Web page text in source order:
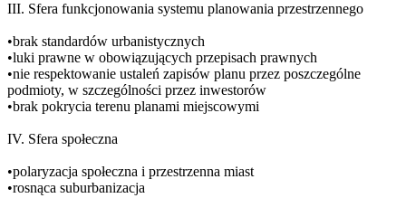
III. Sfera funkcjonowania systemu planowania przestrzennego
•brak standardów urbanistycznych
•luki prawne w obowiązujących przepisach prawnych
•nie respektowanie ustaleń zapisów planu przez poszczególne
podmioty, w szczególności przez inwestorów
•brak pokrycia terenu planami miejscowymi
IV. Sfera społeczna
•polaryzacja społeczna i przestrzenna miast
•rosnąca suburbanizacja